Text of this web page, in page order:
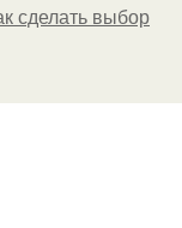
сделать выбор